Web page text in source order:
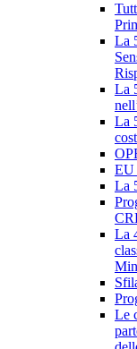
La
La
La
EU
La
La
Le